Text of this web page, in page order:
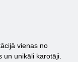
vienas no
un unikāli karotāji.